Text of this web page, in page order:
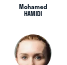
Mohamed
HAMIDI